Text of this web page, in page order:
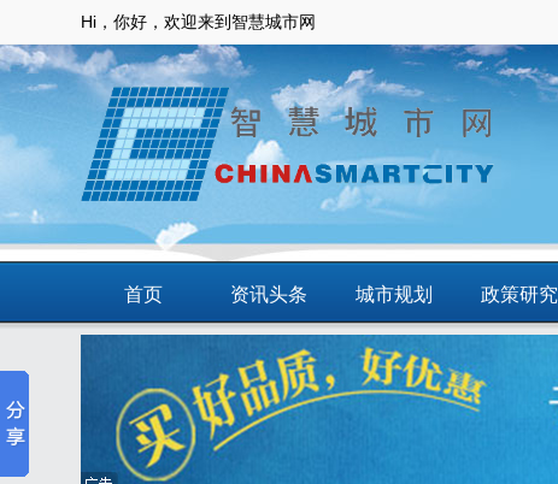
Hi，你好，欢迎来到智慧城市网
首页 资讯头条 城市规划 政策研究
智慧应用 商圈